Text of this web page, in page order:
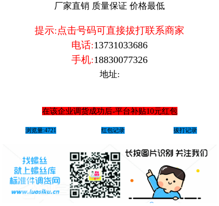
厂家直销 质量保证 价格最低
提示:点击号码可直接拔打联系商家
电话:13731033686
手机:18830077326
地址:
在该企业调货成功后-平台补贴10元红包
浏览量:4721 红包记录 拔打记录